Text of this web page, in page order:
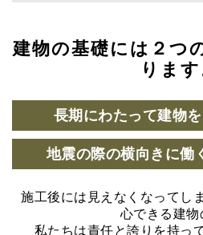
建物の基礎には２つ
ります
長期にわたって建物
地震の際の横向きに働
施工後には見えなくなってし
心できる建物
私たちは責任と誇りを持っ